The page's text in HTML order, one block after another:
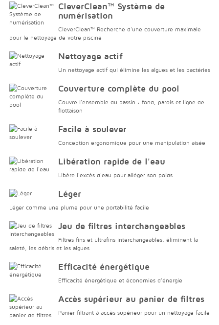
CleverClean™ Système de
numérisation
CleverClean™ Recherche d'une couverture maximale
pour le nettoyage de votre piscine
Nettoyage actif
Un nettoyage actif qui élimine les algues et les bactéries
Couverture complète du pool
Couvre l'ensemble du bassin : fond, parois et ligne de
flottaison
Facile à soulever
Conception ergonomique pour une manipulation aisée
Libération rapide de l'eau
Libère l'excès d'eau pour alléger son poids
Léger
Léger comme une plume pour une portabilité facile
Jeu de filtres interchangeables
Filtres fins et ultrafins interchangeables, éliminent la
saleté, les débris et les algues
Efficacité énergétique
Efficacité énergétique et économies d'énergie
Accès supérieur au panier de filtres
Panier filtrant à accès supérieur pour un nettoyage facile